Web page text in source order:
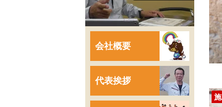
会社概要
代表挨拶